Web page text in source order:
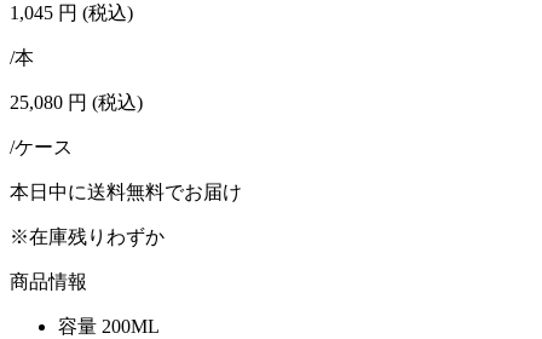
1,045 円 (税込)
/本
25,080 円 (税込)
/ケース
本日中に送料無料でお届け
※在庫残りわずか
商品情報
容量 200ML